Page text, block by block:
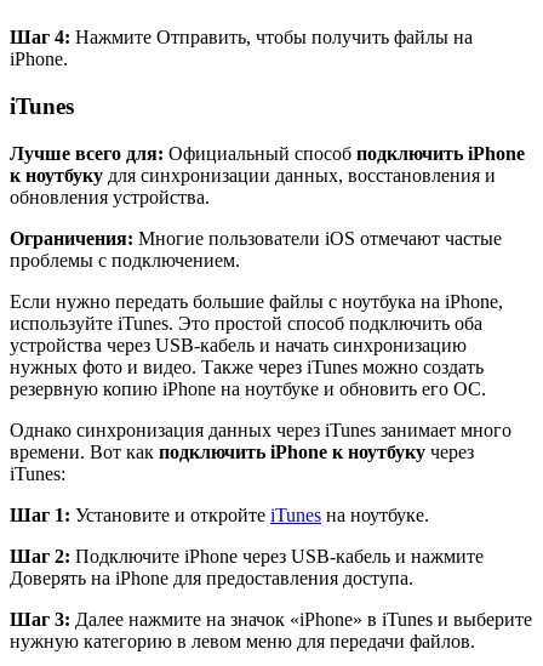
Шаг 4: Нажмите Отправить, чтобы получить файлы на
iPhone.
iTunes
Лучше всего для: Официальный способ подключить iPhone
к ноутбуку для синхронизации данных, восстановления и
обновления устройства.
Ограничения: Многие пользователи iOS отмечают частые
проблемы с подключением.
Если нужно передать большие файлы с ноутбука на iPhone,
используйте iTunes. Это простой способ подключить оба
устройства через USB-кабель и начать синхронизацию
нужных фото и видео. Также через iTunes можно создать
резервную копию iPhone на ноутбуке и обновить его ОС.
Однако синхронизация данных через iTunes занимает много
времени. Вот как подключить iPhone к ноутбуку через
iTunes:
Шаг 1: Установите и откройте iTunes на ноутбуке.
Шаг 2: Подключите iPhone через USB-кабель и нажмите
Доверять на iPhone для предоставления доступа.
Шаг 3: Далее нажмите на значок «iPhone» в iTunes и выберите
нужную категорию в левом меню для передачи файлов.